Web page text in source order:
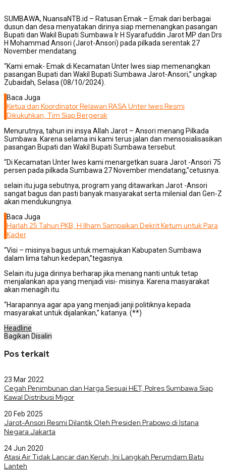
SUMBAWA, NuansaNTB.id – Ratusan Emak – Emak dari berbagai
dusun dan desa menyatakan dirinya siap memenangkan pasangan
Bupati dan Wakil Bupati Sumbawa Ir H Syarafuddin Jarot MP dan Drs
H Mohammad Ansori (Jarot-Ansori) pada pilkada serentak 27
November mendatang.
“Kami emak- Emak di Kecamatan Unter Iwes siap memenangkan
pasangan Bupati dan Wakil Bupati Sumbawa Jarot-Ansori,” ungkap
Zubaidah, Selasa (08/10/2024).
Baca Juga
Ketua dan Koordinator Relawan RASA Unter Iwes Resmi
Dikukuhkan, Tim Siap Bergerak
Menurutnya, tahun ini insya Allah Jarot – Ansori menang Pilkada
Sumbawa. Karena selama ini kami terus jalan dan mensosialisasikan
pasangan Bupati dan Wakil Bupati Sumbawa tersebut.
“Di Kecamatan Unter Iwes kami menargetkan suara Jarot -Ansori 75
persen pada pilkada Sumbawa 27 November mendatang,”cetusnya.
selain itu juga sebutnya, program yang ditawarkan Jarot -Ansori
sangat bagus dan pasti banyak masyarakat serta milenial dan Gen-Z
akan mendukungnya.
Baca Juga
Harlah 25 Tahun PKB, H Ilham Sampaikan Dekrit Ketum untuk Para
Kader
“Visi – misinya bagus untuk memajukan Kabupaten Sumbawa
dalam lima tahun kedepan,”tegasnya.
Selain itu juga dirinya berharap jika menang nanti untuk tetap
menjalankan apa yang menjadi visi- misinya. Karena masyarakat
akan menagih itu.
“Harapannya agar apa yang menjadi janji politiknya kepada
masyarakat untuk dijalankan,” katanya. (**)
Headline
Bagikan Disalin
Pos terkait
23 Mar 2022
Cegah Penimbunan dan Harga Sesuai HET, Polres Sumbawa Siap
Kawal Distribusi Migor
20 Feb 2025
Jarot-Ansori Resmi Dilantik Oleh Presiden Prabowo di Istana
Negara Jakarta
24 Jun 2020
Atasi Air Tidak Lancar dan Keruh, Ini Langkah Perumdam Batu
Lanteh